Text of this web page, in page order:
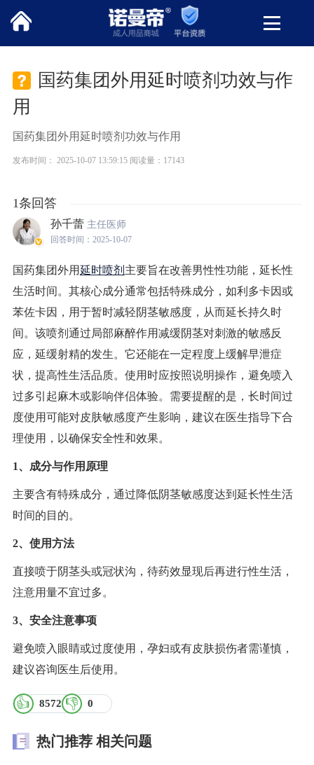
国药集团外用延时喷剂功效与作
用
国药集团外用延时喷剂功效与作用
发布时间： 2025-10-07 13:59:15 阅读量：17143
1条回答
孙千蕾 主任医师
回答时间：2025-10-07
国药集团外用延时喷剂 主要旨在改善男性性功能，延长性
生活时间。其核心成分通常包括特殊成分，如利多卡因或
苯佐卡因，用于暂时减轻阴茎敏感度，从而延长持久时
间。该喷剂通过局部麻醉作用减缓阴茎对刺激的敏感反
应，延缓射精的发生。它还能在一定程度上缓解早泄症
状，提高性生活品质。使用时应按照说明操作，避免喷入
过多引起麻木或影响伴侣体验。需要提醒的是，长时间过
度使用可能对皮肤敏感度产生影响，建议在医生指导下合
理使用，以确保安全性和效果。
1、成分与作用原理
主要含有特殊成分，通过降低阴茎敏感度达到延长性生活
时间的目的。
2、使用方法
直接喷于阴茎头或冠状沟，待药效显现后再进行性生活，
注意用量不宜过多。
3、安全注意事项
避免喷入眼睛或过度使用，孕妇或有皮肤损伤者需谨慎，
建议咨询医生后使用。
👍 8572 👎 0
热门推荐 相关问题